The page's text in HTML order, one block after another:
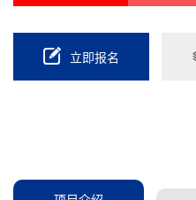
立即报名